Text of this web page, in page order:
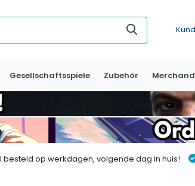
Gesellschaftsspiele Zubehör
besteld op werkdagen, volgende dag in huis!